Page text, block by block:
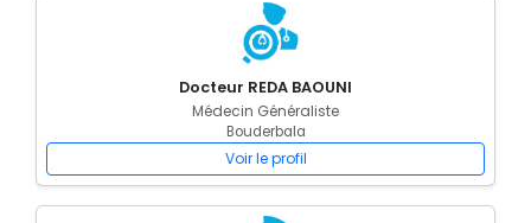
Docteur REDA BAOUNI
Médecin Généraliste
Bouderbala
Voir le profil